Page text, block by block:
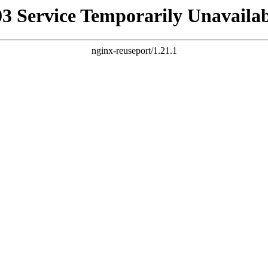
Service Temporarily
nginx-reuseport/1.21.1